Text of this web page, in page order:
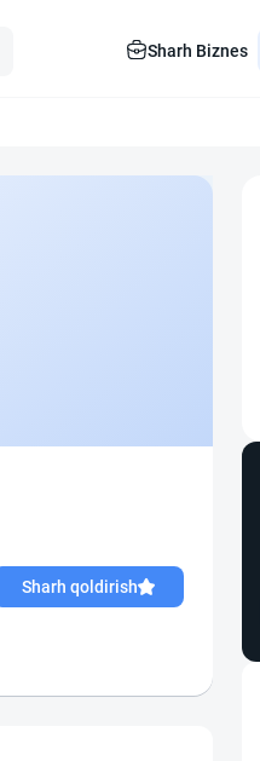
Sharh Biznes
Sharh qoldirish